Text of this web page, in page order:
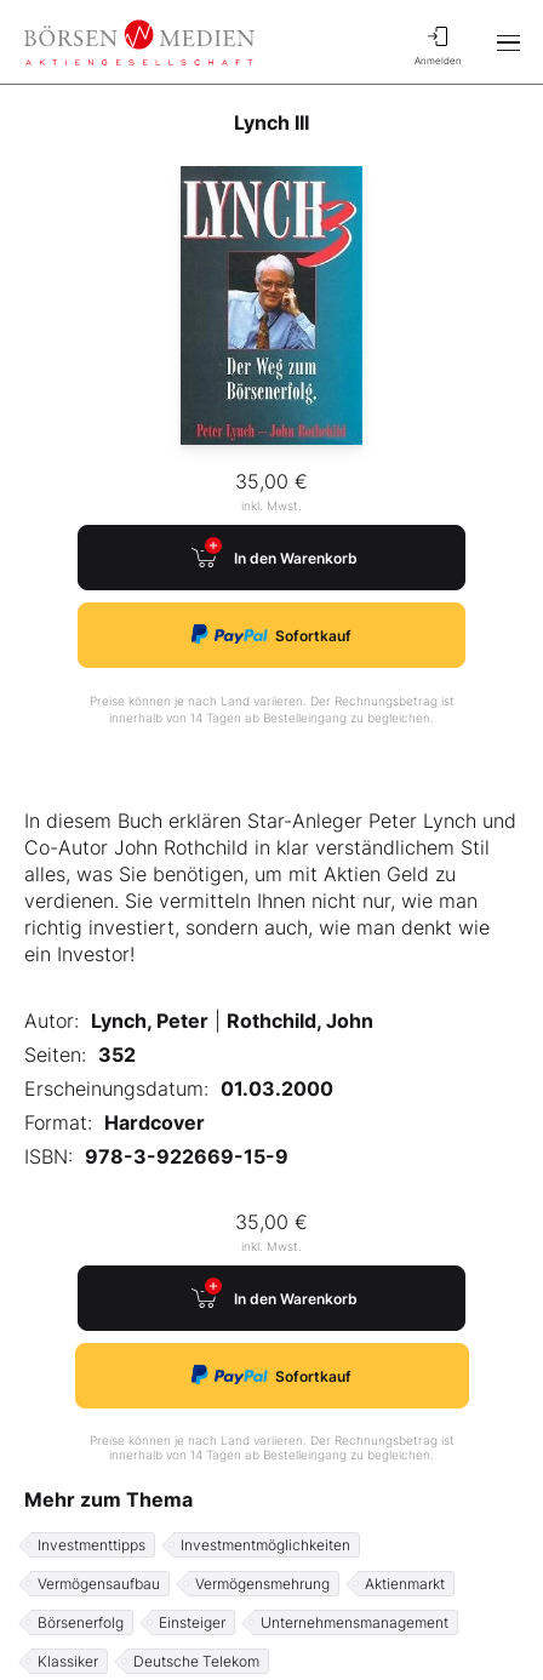
Anmelden
Lynch III
35,00 €
inkl. Mwst.
In den Warenkorb
Sofortkauf
Preise können je nach Land variieren. Der Rechnungsbetrag ist
innerhalb von 14 Tagen ab Bestelleingang zu begleichen.
In diesem Buch erklären Star-Anleger Peter Lynch und
Co-Autor John Rothchild in klar verständlichem Stil
alles, was Sie benötigen, um mit Aktien Geld zu
verdienen. Sie vermitteln Ihnen nicht nur, wie man
richtig investiert, sondern auch, wie man denkt wie
ein Investor!
Autor: Lynch, Peter
Rothchild, John
Seiten: 352
Erscheinungsdatum: 01.03.2000
Format: Hardcover
ISBN: 978-3-922669-15-9
35,00 €
inkl. Mwst.
In den Warenkorb
Sofortkauf
Preise können je nach Land variieren. Der Rechnungsbetrag ist
innerhalb von 14 Tagen ab Bestelleingang zu begleichen.
Mehr zum Thema
Investmenttipps Investmentmöglichkeiten
Vermögensaufbau Vermögensmehrung Aktienmarkt
Börsenerfolg Einsteiger Unternehmensmanagement
Klassiker Deutsche Telekom